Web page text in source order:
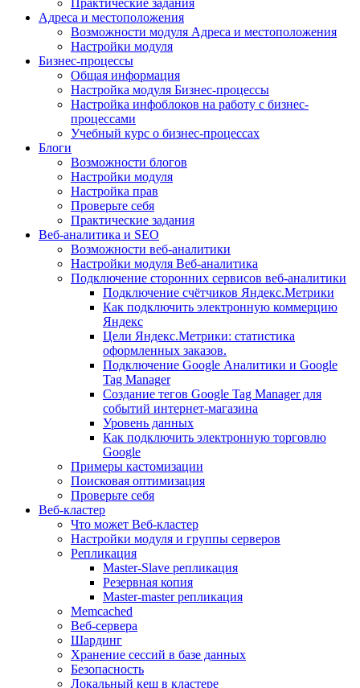
Практические задания
Адреса и местоположения
Возможности модуля Адреса и местоположения
Настройки модуля
Бизнес-процессы
Общая информация
Настройка модуля Бизнес-процессы
Настройка инфоблоков на работу с бизнес-
процессами
Учебный курс о бизнес-процессах
Блоги
Возможности блогов
Настройки модуля
Настройка прав
Проверьте себя
Практические задания
Веб-аналитика и SEO
Возможности веб-аналитики
Настройки модуля Веб-аналитика
Подключение сторонних сервисов веб-аналитики
Подключение счётчиков Яндекс.Метрики
Как подключить электронную коммерцию
Яндекс
Цели Яндекс.Метрики: статистика
оформленных заказов.
Подключение Google Аналитики и Google
Tag Manager
Создание тегов Google Tag Manager для
событий интернет-магазина
Уровень данных
Как подключить электронную торговлю
Google
Примеры кастомизации
Поисковая оптимизация
Проверьте себя
Веб-кластер
Что может Веб-кластер
Настройки модуля и группы серверов
Репликация
Master-Slave репликация
Резервная копия
Master-master репликация
Memcached
Веб-сервера
Шардинг
Хранение сессий в базе данных
Безопасность
Локальный кеш в кластере